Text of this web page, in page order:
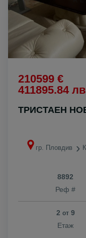
210599 €
411895.84 лв
ТРИСТАЕН
гр. Пловдив
8892
Реф #
2 от9
Етаж